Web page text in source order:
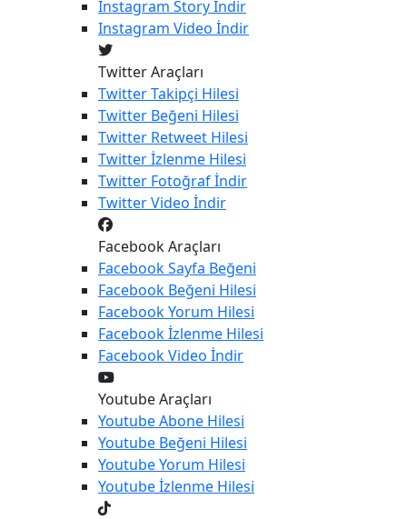
Instagram Story İndir
Instagram Video İndir
Twitter Araçları
TwitterTakipçi Hilesi
Twitter Beğeni Hilesi
Twitter Retweet Hilesi
Twitterİzlenme Hilesi
Twitter Fotoğraf İndir
TwitterVideo İndir
Facebook Araçları
FacebookSayfa Beğeni
Facebook Beğeni Hilesi
FacebookYorum Hilesi
Facebookİzlenme Hilesi
FacebookVideo İndir
Youtube Araçları
YoutubeAbone Hilesi
Youtube Beğeni Hilesi
YoutubeYorum Hilesi
Youtubeİzlenme Hilesi